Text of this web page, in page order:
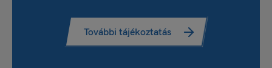
További tájékoztatás